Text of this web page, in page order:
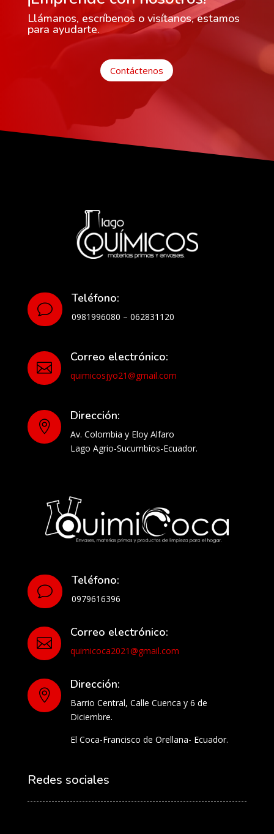
Llámanos, escríbenos o visítanos, estamos
para ayudarte.
Contáctenos
v
Teléfono:
0981996080 – 062831120

Correo electrónico:
quimicosjyo21@gmail.com

Dirección:
Av. Colombia y Eloy Alfaro
Lago Agrio-Sucumbíos-Ecuador.
v
Teléfono:
0979616396

Correo electrónico:
quimicoca2021@gmail.com

Dirección:
Barrio Central, Calle Cuenca y 6 de
Diciembre.
El Coca-Francisco de Orellana- Ecuador.
Redes sociales